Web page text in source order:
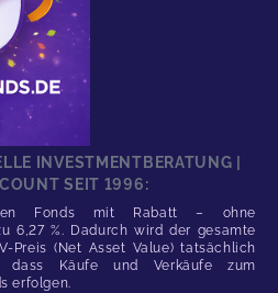
INVESTMENTBERATUNG |
SEIT 1996:
Fonds mit Rabatt – ohne
6,27 %. Dadurch wird der gesamte
Preis (Net Asset Value) tatsächlich
dass Käufe und Verkäufe zum
erfolgen.